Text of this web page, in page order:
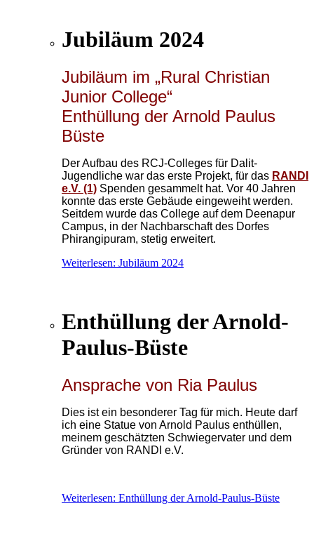
Jubiläum 2024
Jubiläum im „Rural Christian
Junior College“
Enthüllung der Arnold Paulus
Büste
Der Aufbau des RCJ-Colleges für Dalit-
Jugendliche war das erste Projekt, für das RANDI
e.V. (1) Spenden gesammelt hat. Vor 40 Jahren
konnte das erste Gebäude eingeweiht werden.
Seitdem wurde das College auf dem Deenapur
Campus, in der Nachbarschaft des Dorfes
Phirangipuram, stetig erweitert.
Weiterlesen: Jubiläum 2024
Enthüllung der Arnold-
Paulus-Büste
Ansprache von Ria Paulus
Dies ist ein besonderer Tag für mich. Heute darf
ich eine Statue von Arnold Paulus enthüllen,
meinem geschätzten Schwiegervater und dem
Gründer von RANDI e.V.
Weiterlesen: Enthüllung der Arnold-Paulus-Büste